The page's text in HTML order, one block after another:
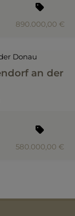
890.000,00 €
an der
580.000,00 €